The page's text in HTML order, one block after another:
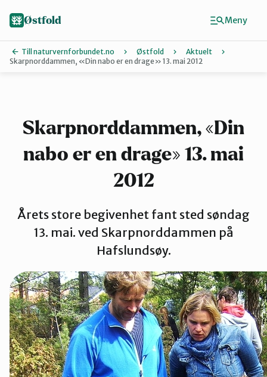
Halden
Sarpsborg
Østfold
Till naturvernforbundet.no Østfold
Aktuelt
Skarpnorddammen, «Din nabo er en drage» 13. mai 2012
Skarpnorddammen, «Din
nabo er en drage» 13. mai
2012
Årets store begivenhet fant sted søndag
13. mai. ved Skarpnorddammen på
Hafslundsøy.